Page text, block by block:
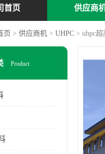
首页 供应商
页 > 供应商机 > UHPC > uhpc
Product